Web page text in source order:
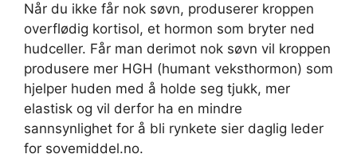
Når du ikke får nok søvn, produserer kroppen
overflødig kortisol, et hormon som bryter ned
hudceller. Får man derimot nok søvn vil kroppen
produsere mer HGH (humant veksthormon) som
hjelper huden med å holde seg tjukk, mer
elastisk og vil derfor ha en mindre
sannsynlighet for å bli rynkete sier daglig leder
for sovemiddel.no.